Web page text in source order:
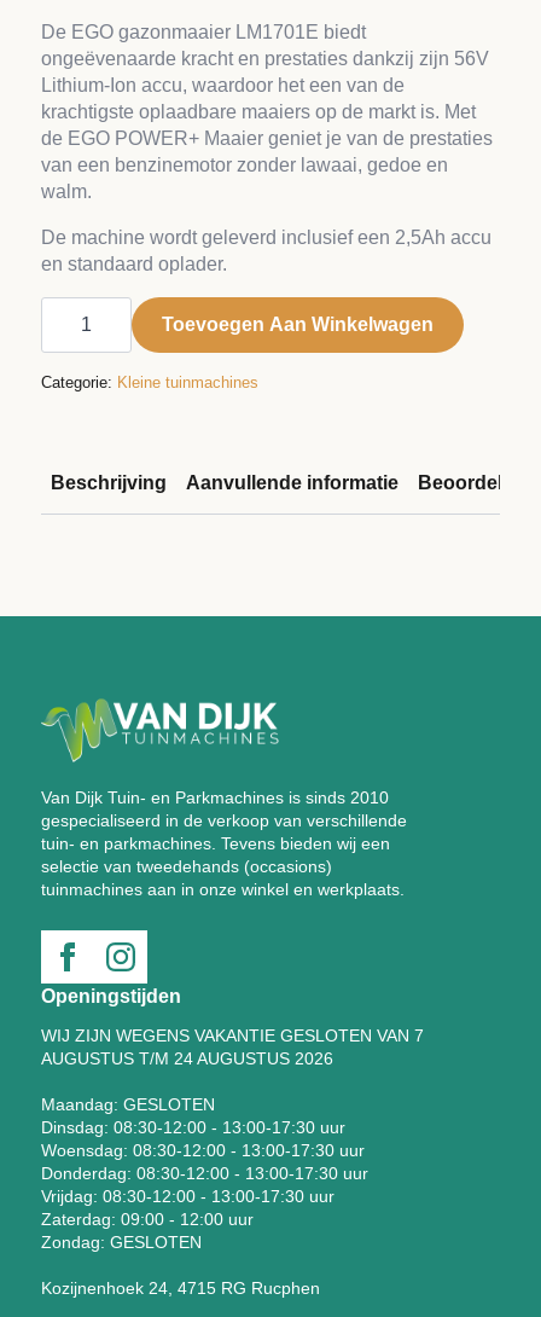
De EGO gazonmaaier LM1701E biedt
ongeëvenaarde kracht en prestaties dankzij zijn 56V
Lithium-Ion accu, waardoor het een van de
krachtigste oplaadbare maaiers op de markt is. Met
de EGO POWER+ Maaier geniet je van de prestaties
van een benzinemotor zonder lawaai, gedoe en
walm.
De machine wordt geleverd inclusief een 2,5Ah accu
en standaard oplader.
EGO
gazonmaaier
cm
Toevoegen Aan Winkelwagen
Categorie: Kleine tuinmachines
Beschrijving Aanvullende informatie
Van Dijk Tuin- en Parkmachines is sinds 2010
gespecialiseerd in de verkoop van verschillende
tuin- en parkmachines. Tevens bieden wij een
selectie van tweedehands (occasions)
tuinmachines aan in onze winkel en werkplaats.
Openingstijden
WIJ ZIJN WEGENS VAKANTIE GESLOTEN VAN 7
AUGUSTUS T/M 24 AUGUSTUS 2026
Maandag: GESLOTEN
Dinsdag: 08:30-12:00 - 13:00-17:30 uur
Woensdag: 08:30-12:00 - 13:00-17:30 uur
Donderdag: 08:30-12:00 - 13:00-17:30 uur
Vrijdag: 08:30-12:00 - 13:00-17:30 uur
Zaterdag: 09:00 - 12:00 uur
Zondag: GESLOTEN
Kozijnenhoek 24, 4715 RG Rucphen